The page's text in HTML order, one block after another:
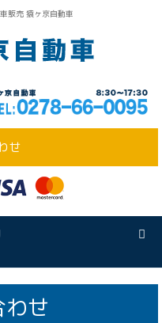
販売 猿ヶ京自動車
せ
せ